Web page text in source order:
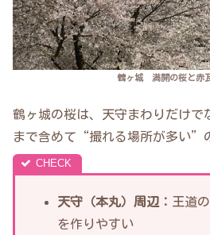
鶴ヶ城 満開の桜と赤
鶴ヶ城の桜は、天守まわりだけで
まで含めて“撮れる場所が多い”
天守（本丸）周辺： 王道
を作りやすい